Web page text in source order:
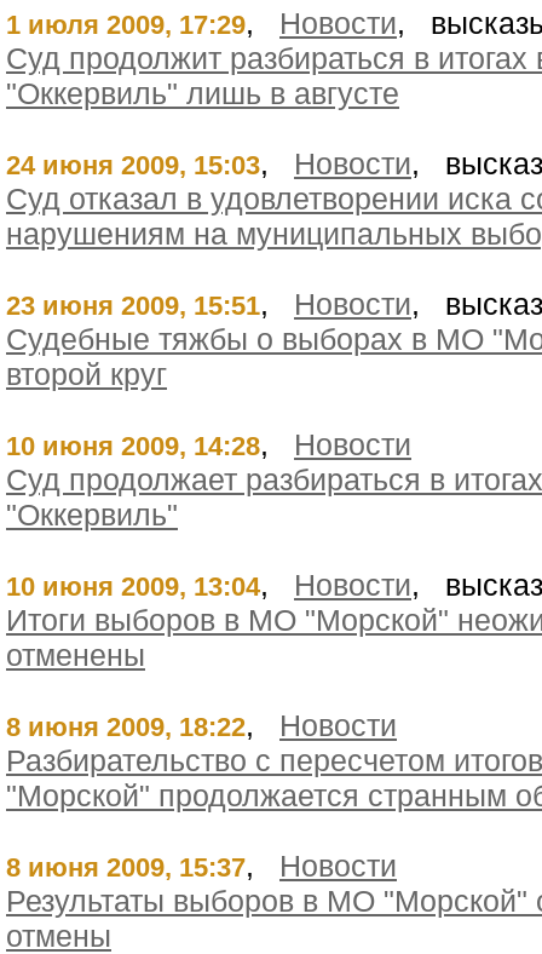
1 июля 2009, 17:29, Новости,
Суд продолжит разбираться в итогах
"Оккервиль" лишь в августе
24 июня 2009, 15:03, Новости,
Суд отказал в удовлетворении иска
нарушениям на муниципальных
23 июня 2009, 15:51, Новости,
Судебные тяжбы о выборах в МО
второй круг
10 июня 2009, 14:28, Новости
Суд продолжает разбираться в
"Оккервиль"
10 июня 2009, 13:04, Новости,
Итоги выборов в МО "Морской"
отменены
8 июня 2009, 18:22, Новости
Разбирательство с пересчетом
"Морской" продолжается странным
8 июня 2009, 15:37, Новости
Результаты выборов в МО "Морской"
отмены